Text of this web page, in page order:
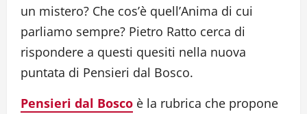
un mistero? Che cos’è quell’Anima di cui
parliamo sempre? Pietro Ratto cerca di
rispondere a questi quesiti nella nuova
puntata di Pensieri dal Bosco.
Pensieri dal Bosco è la rubrica che propone